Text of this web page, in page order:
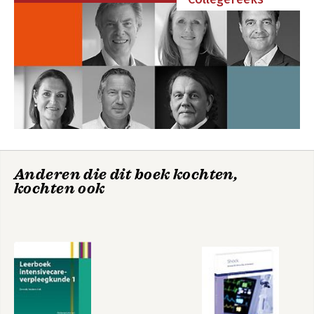
Anderen die dit boek kochten,
kochten ook